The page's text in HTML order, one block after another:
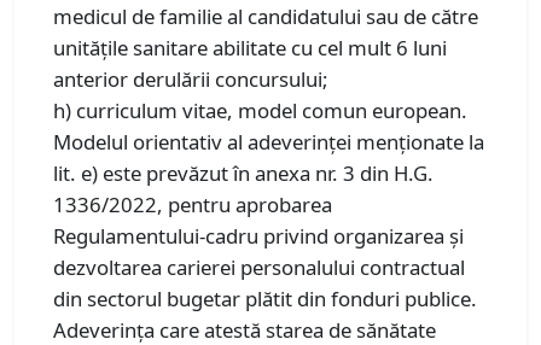
medicul de familie al candidatului sau de către
unitățile sanitare abilitate cu cel mult 6 luni
anterior derulării concursului;
h) curriculum vitae, model comun european.
Modelul orientativ al adeverinţei menţionate la
lit. e) este prevăzut în anexa nr. 3 din H.G.
1336/2022, pentru aprobarea
Regulamentului-cadru privind organizarea şi
dezvoltarea carierei personalului contractual
din sectorul bugetar plătit din fonduri publice.
Adeverinţa care atestă starea de sănătate